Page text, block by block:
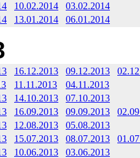
10.02.2014
03.02.2014
13.01.2014 06.01.2014
16.12.2013 09.12.2013
11.11.2013
04.11.2013
14.10.2013
07.10.2013
16.09.2013 09.09.2013
12.08.2013
05.08.2013
15.07.2013 08.07.2013
10.06.2013
03.06.2013